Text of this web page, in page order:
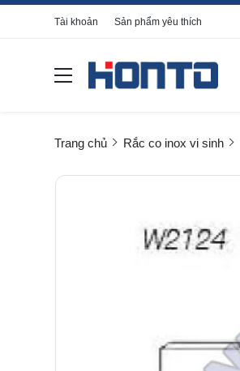
Tài khoản Sản phẩm yêu thích
Trang chủ Rắc co inox vi sinh